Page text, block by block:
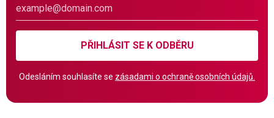
PŘIHLÁSIT SE K ODBĚRU
Odesláním souhlasíte se zásadami o ochraně osobních údajů.